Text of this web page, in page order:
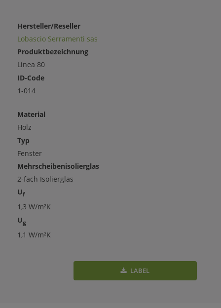
Hersteller/Reseller
Lobascio Serramenti sas
Produktbezeichnung
Linea 80
ID-Code
1-014
Material
Holz
Typ
Fenster
Mehrscheibenisolierglas
2-fach Isolierglas
Uf
1,3 W/m²K
Ug
1,1 W/m²K
LABEL